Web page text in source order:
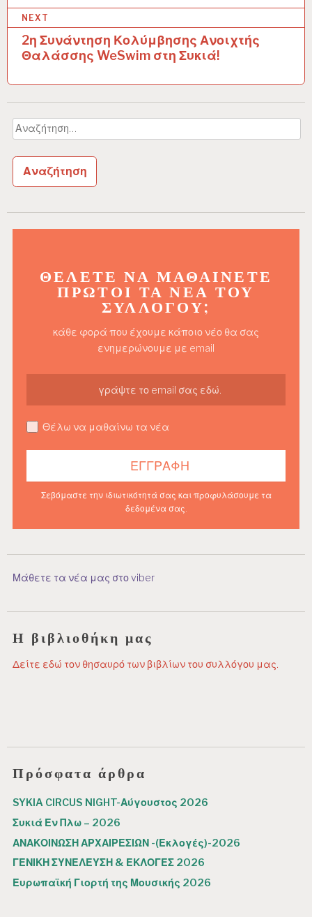
η
σ
η
ά
ρ
ρ
NEXT
2η Συνάντηση Κολύμβησης Ανοιχτής
Θαλάσσης WeSwim στη Συκιά!
Αναζήτηση
για:
ΘΈΛΕΤΕ ΝΑ ΜΑΘΑΊΝΕΤΕ
ΠΡΏΤΟΙ ΤΑ ΝΈΑ ΤΟΥ
ΣΥΛΛΌΓΟΥ;
κάθε φορά που έχουμε κάποιο νέο θα σας
ενημερώνουμε με email
Θέλω να μαθαίνω τα νέα
Σεβόμαστε την ιδιωτικότητά σας και προφυλάσουμε τα
δεδομένα σας.
Μάθετε τα νέα μας στο viber
Η βιβλιοθήκη μας
Δείτε εδώ τον θησαυρό των βιβλίων του συλλόγου μας.
Πρόσφατα άρθρα
SYKIA CIRCUS NIGHT-Αύγουστος 2026
Συκιά Εν Πλω – 2026
ΑΝΑΚΟΙΝΩΣΗ ΑΡΧΑΙΡΕΣΙΩΝ -(Εκλογές)-2026
ΓΕΝΙΚΗ ΣΥΝΕΛΕΥΣΗ & ΕΚΛΟΓΕΣ 2026
Ευρωπαϊκή Γιορτή της Μουσικής 2026